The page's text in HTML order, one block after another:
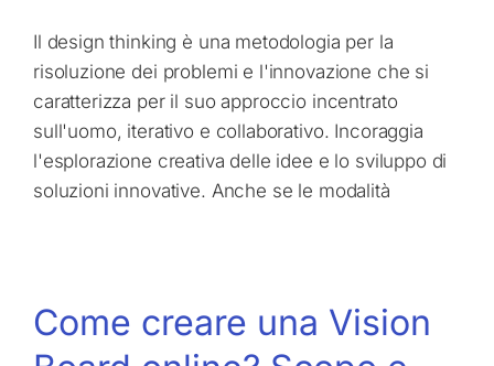
Il design thinking è una metodologia per la
risoluzione dei problemi e l'innovazione che si
caratterizza per il suo approccio incentrato
sull'uomo, iterativo e collaborativo. Incoraggia
l'esplorazione creativa delle idee e lo sviluppo di
soluzioni innovative. Anche se le modalità
Come creare una Vision